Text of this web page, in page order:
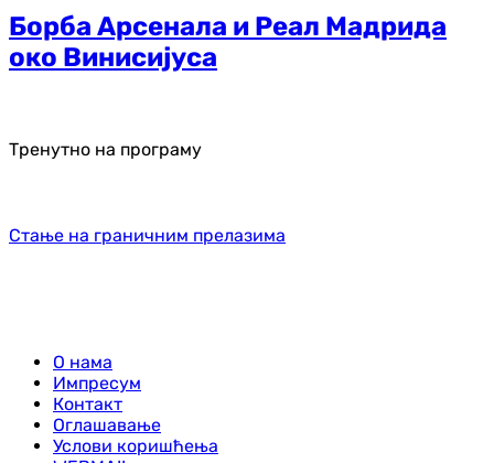
Борба Арсенала и Реал Мадрида
око Винисијуса
Тренутно на програму
Стање на граничним прелазима
О нама
Импресум
Контакт
Оглашавање
Услови коришћења